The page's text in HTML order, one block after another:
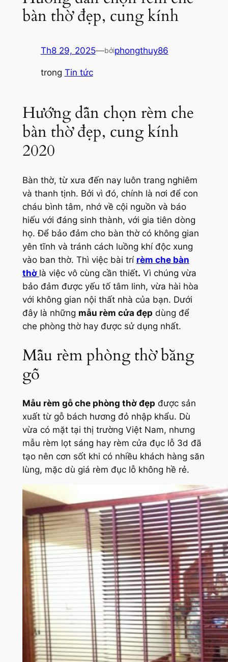
bàn thờ đẹp, cung kính
Th8 29, 2025—bởiphongthuy86
trong Tin tức
Hướng dẫn chọn rèm che
bàn thờ đẹp, cung kính
2020
Bàn thờ, từ xưa đến nay luôn trang nghiêm
và thanh tịnh. Bởi vì đó, chính là nơi để con
cháu bình tâm, nhớ về cội nguồn và báo
hiếu với đáng sinh thành, với gia tiên dòng
họ. Để bảo đảm cho bàn thờ có không gian
yên tĩnh và tránh cách luồng khí độc xung
vào ban thờ. Thì việc bài trí rèm che bàn
thờ là việc vô cùng cần thiết. Vì chúng vừa
bảo đảm được yếu tố tâm linh, vừa hài hòa
với không gian nội thất nhà của bạn. Dưới
đây là những mẫu rèm cửa đẹp dùng để
che phòng thờ hay được sử dụng nhất.
Mẫu rèm phòng thờ bằng
gỗ
Mẫu rèm gỗ che phòng thờ đẹp được sản
xuất từ gỗ bách hương đỏ nhập khẩu. Dù
vừa có mặt tại thị trường Việt Nam, nhưng
mẫu rèm lọt sáng hay rèm cửa đục lỗ 3d đã
tạo nên cơn sốt khi có nhiều khách hàng săn
lùng, mặc dù giá rèm đục lỗ không hề rẻ.